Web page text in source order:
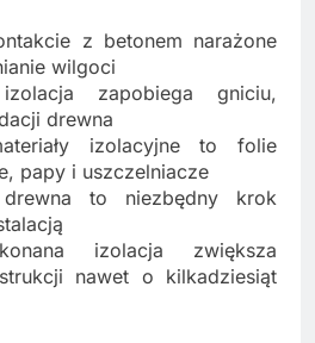
z betonem narażone
wilgoci
izolacja zapobiega gniciu,
drewna
izolacyjne to folie
papy i uszczelniacze
drewna to niezbędny krok
izolacja zwiększa
nawet o kilkadziesiąt